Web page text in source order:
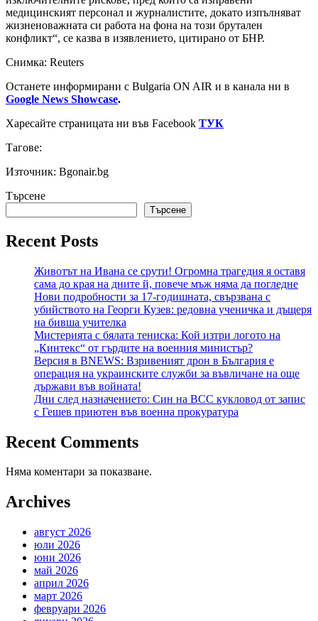
медицинският персонал и журналистите, докато изпълняват
жизненоважната си работа на фона на този брутален
конфликт“, се казва в изявлението, цитирано от БНР.
Снимка: Reuters
Останете информирани с Bulgaria ON AIR и в канала ни в
Google News Showcase.
Харесайте страницата ни във Facebook ТУК
Тагове:
Източник: Bgonair.bg
Търсене
Търсене
Recent Posts
Животът на Ивана се срути! Огромна трагедия я оставя
сама до края на дните й, повече мъж няма да погледне
Нови подробности за 17-годишната, свързвана с
убийството на Георги Кузев: редовна ученичка и дъщеря
на бивша учителка
Мистерията с бялата тениска: Кой изтри логото на
„Кинтекс“ от гърдите на военния министър?
Версия в BNEWS: Взривеният дрон в България е
операция на украинските служби за въвличане на още
държави във войната!
Дни след назначението: Син на ВСС кукловод от запис
с Гешев приютен във военна прокуратура
Recent Comments
Няма коментари за показване.
Archives
август 2026
юли 2026
юни 2026
май 2026
април 2026
март 2026
февруари 2026